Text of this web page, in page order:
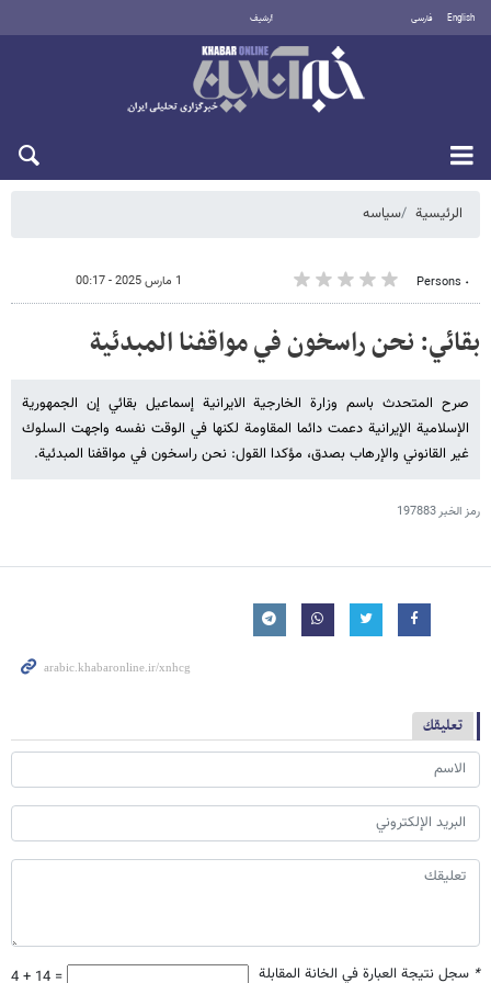
English فارسی أرشيف
الرئيسية سیاسه
٠ Persons 1 مارس 2025 - 00:17
بقائي: نحن راسخون في مواقفنا المبدئية
صرح المتحدث باسم وزارة الخارجية الايرانية إسماعيل بقائي إن الجمهورية
الإسلامية الإيرانية دعمت دائما المقاومة لكنها في الوقت نفسه واجهت السلوك
غير القانوني والإرهاب بصدق، مؤكدا القول: نحن راسخون في مواقفنا المبدئية.
رمز الخبر197883
تعليقك
* سجل نتيجة العبارة في الخانة المقابلة 4 + 14 =